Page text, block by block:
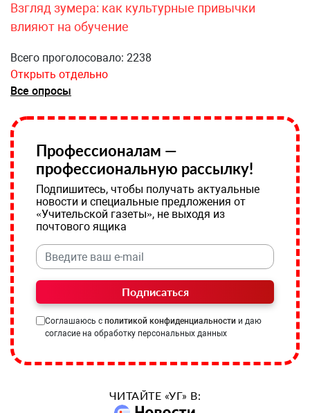
Взгляд зумера: как культурные привычки
влияют на обучение
Всего проголосовало: 2238
Открыть отдельно
Все опросы
Профессионалам —
профессиональную рассылку!
Подпишитесь, чтобы получать актуальные
новости и специальные предложения от
«Учительской газеты», не выходя из
почтового ящика
Подписаться
Соглашаюсь с политикой конфиденциальности и даю
согласие на обработку персональных данных
ЧИТАЙТЕ «УГ» В: